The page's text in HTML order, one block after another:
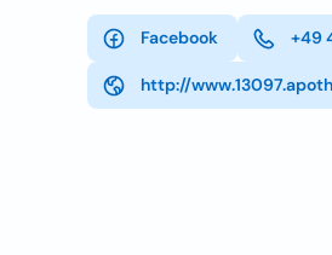
Facebook +49
http://